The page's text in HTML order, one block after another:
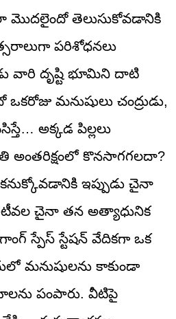
మొదలైందో తెలుసుకోవడానికి
పరిశోధనలు
వారి దృష్టి భూమిని దాటి
మనుషులు చంద్రుడు,
అక్కడ పిల్లలు
అంతరిక్షంలో కొనసాగగలదా?
ఇప్పుడు చైనా
చైనా తన అత్యాధునిక
స్పేస్ స్టేషన్ వేదికగా ఒక
మనుషులను కాకుండా
పంపారు. వీటిపై